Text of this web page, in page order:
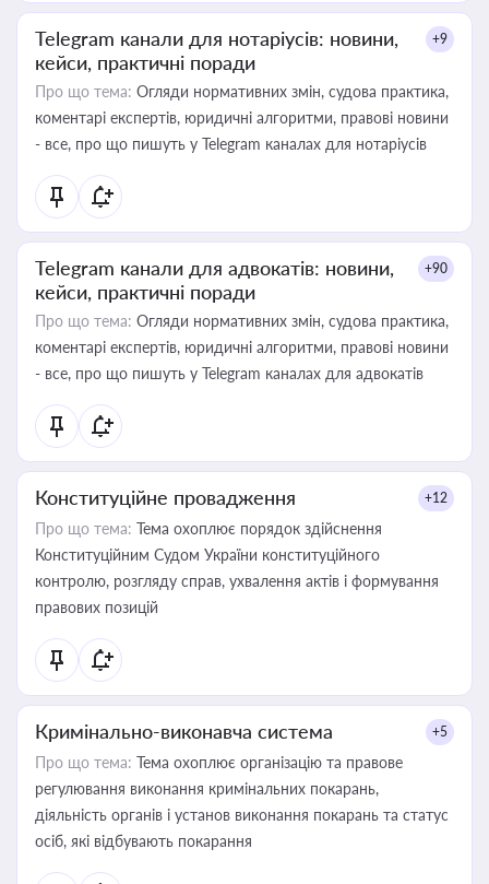
Telegram канали для нотаріусів: новини,
кейси, практичні поради
+9
Про що тема: Огляди нормативних змін, судова практика,
коментарі експертів, юридичні алгоритми, правові новини
- все, про що пишуть у Telegram каналах для нотаріусів
Telegram канали для адвокатів: новини,
кейси, практичні поради
+90
Про що тема: Огляди нормативних змін, судова практика,
коментарі експертів, юридичні алгоритми, правові новини
- все, про що пишуть у Telegram каналах для адвокатів
Конституційне провадження +12
Про що тема: Тема охоплює порядок здійснення
Конституційним Судом України конституційного
контролю, розгляду справ, ухвалення актів і формування
правових позицій
Кримінально-виконавча система +5
Про що тема: Тема охоплює організацію та правове
регулювання виконання кримінальних покарань,
діяльність органів і установ виконання покарань та статус
осіб, які відбувають покарання